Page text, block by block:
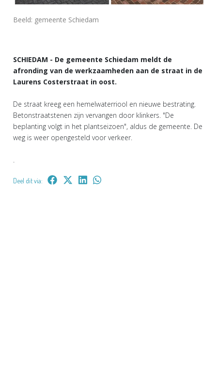
Beeld: gemeente Schiedam
SCHIEDAM - De gemeente Schiedam meldt de
afronding van de werkzaamheden aan de straat in de
Laurens Costerstraat in oost.
De straat kreeg een hemelwaterriool en nieuwe bestrating.
Betonstraatstenen zijn vervangen door klinkers. "De
beplanting volgt in het plantseizoen", aldus de gemeente. De
weg is weer opengesteld voor verkeer.
.
Deel dit via: